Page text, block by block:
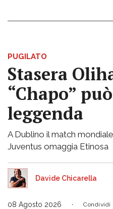
PUGILATO
Stasera
“Chapo”
leggenda
A Dublino il match
Juventus omaggia Etinosa
Davide Chicarella
08 Agosto 2026 Condividi